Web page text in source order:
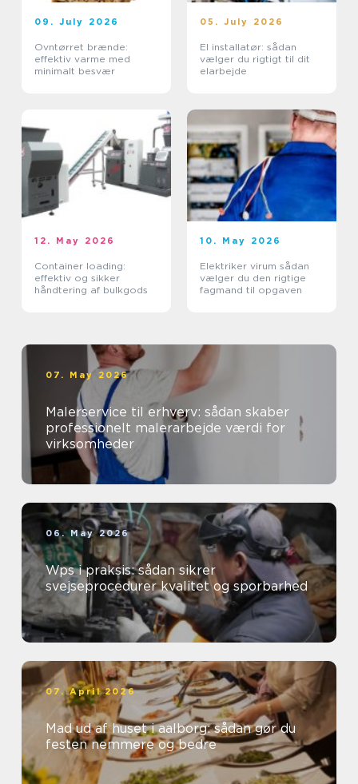
09. July 2026
Ovntørret brænde:
effektiv varme med
minimalt besvær
05. July 2026
El installatør: sådan
vælger du rigtigt til dit
elarbejde
12. May 2026
Container loading:
effektiv og sikker
håndtering af bulkgods
10. May 2026
Elektriker virum sådan
vælger du den rigtige
fagmand til opgaven
07. May 2026
Malerservice til erhverv: sådan skaber
professionelt malerarbejde værdi for
virksomheder
06. May 2026
Wps i praksis: sådan sikrer
svejseprocedurer kvalitet og sporbarhed
07. April 2026
Mad ud af huset i aalborg: sådan gør du
festen nemmere og bedre